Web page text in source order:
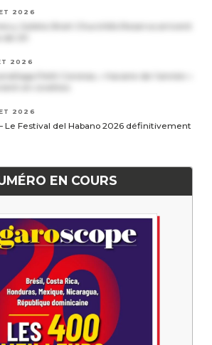
2026
2026
Petit Coronas, « havane de l’année »
2026
Le Festival del Habano 2026 définitivement
EN COURS